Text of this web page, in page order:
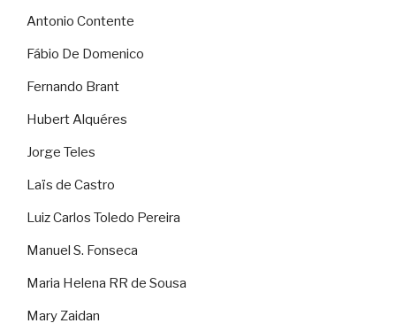
Antonio Contente
Fábio De Domenico
Fernando Brant
Hubert Alquéres
Jorge Teles
Laïs de Castro
Luiz Carlos Toledo Pereira
Manuel S. Fonseca
Maria Helena RR de Sousa
Mary Zaidan